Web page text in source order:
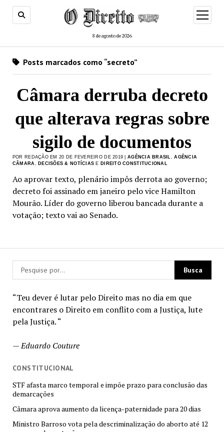
8 de agosto de 2026
menu
de
“Teu dever é lutar pelo Direito mas no dia em que
encontrares o Direito em conflito com a Justiça, lute
pela Justiça. “
—Eduardo Couture
CONSTITUCIONAL
STF afasta marco temporal e impõe prazo para conclusão das
demarcações
Câmara aprova aumento da licença-paternidade para 20 dias
Ministro Barroso vota pela descriminalização do aborto até 12
Posts marcados como “secreto”
Câmara derruba decreto
que alterava regras sobre
sigilo de documentos
POR REDAÇÃO EM 20 DE FEVEREIRO DE 2019 | AGÊNCIA BRASIL,AGÊNCIA
CÂMARA, DECISÕES & NOTÍCIAS E DIREITO CONSTITUCIONAL
Ao aprovar texto, plenário impôs derrota ao governo;
decreto foi assinado em janeiro pelo vice Hamilton
Mourão. Líder do governo liberou bancada durante a
votação; texto vai ao Senado.